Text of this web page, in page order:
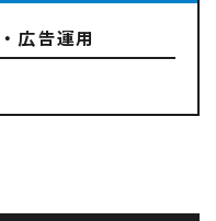
広告運用